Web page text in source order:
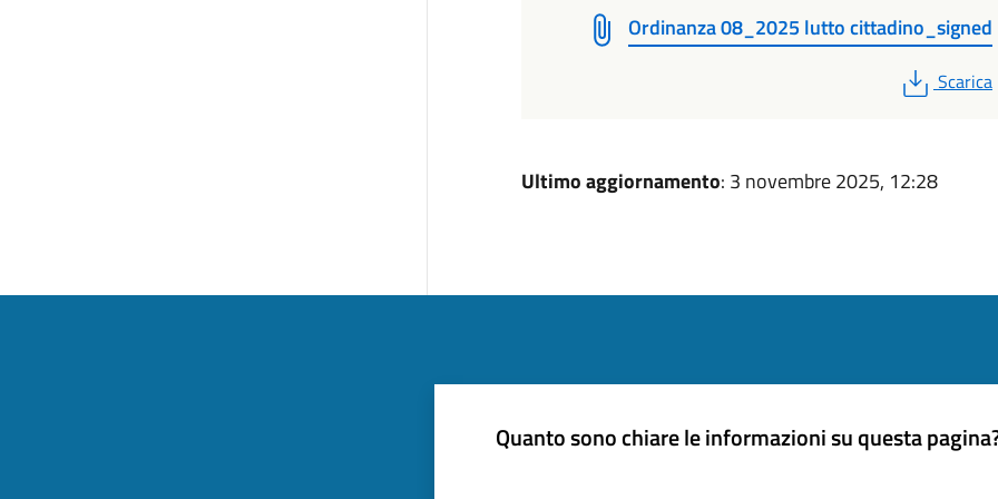
Ordinanza 08_2025 lutto cittadino_signed
PDF
Scarica
Ultimo aggiornamento: 3 novembre 2025, 12:28
Quanto sono chiare le informazioni su questa